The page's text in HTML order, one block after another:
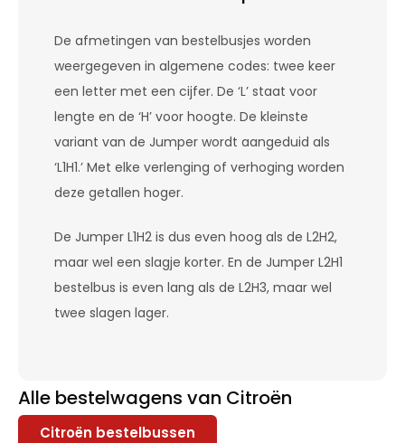
De afmetingen van bestelbusjes worden
weergegeven in algemene codes: twee keer
een letter met een cijfer. De ‘L’ staat voor
lengte en de ‘H’ voor hoogte. De kleinste
variant van de Jumper wordt aangeduid als
‘L1H1.’ Met elke verlenging of verhoging worden
deze getallen hoger.
De Jumper L1H2 is dus even hoog als de L2H2,
maar wel een slagje korter. En de Jumper L2H1
bestelbus is even lang als de L2H3, maar wel
twee slagen lager.
Alle bestelwagens van Citroën
Citroën bestelbussen